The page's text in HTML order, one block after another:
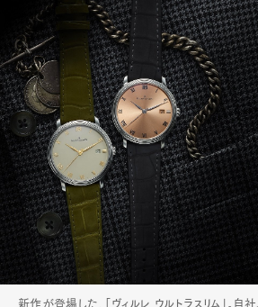
新作が登場した、「ヴィルレ ウルトラスリム」。自